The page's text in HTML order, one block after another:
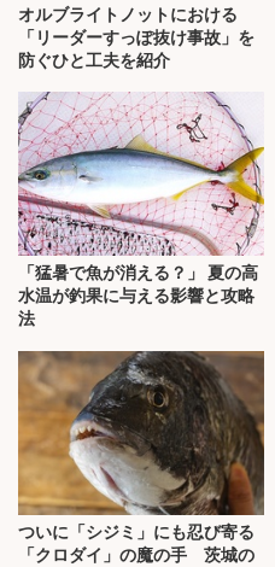
オルブライトノットにおける
「リーダーすっぽ抜け事故」を
防ぐひと工夫を紹介
「猛暑で魚が消える？」 夏の高
水温が釣果に与える影響と攻略
法
ついに「シジミ」にも忍び寄る
「クロダイ」の魔の手 茨城の